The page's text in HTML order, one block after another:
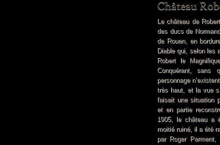
Le château de
des ducs de
de Rouen, en
Diable qui, selon les
Robert le
Conquérant,
personnage
très haut, et la vue
faisait une situation
et en partie
1905, le château a
moitié ruiné, il a été
par Roger